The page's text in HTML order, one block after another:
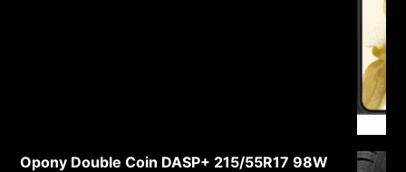
Opony Double Coin DASP+ 215/55R17 98W